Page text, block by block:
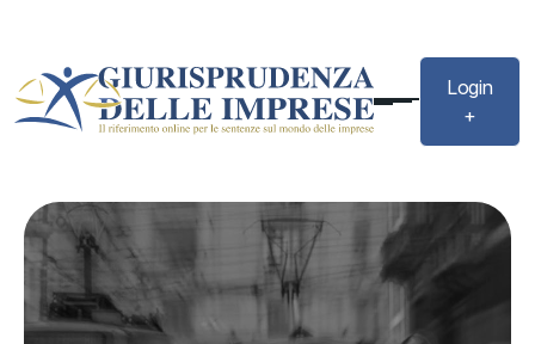
Login
+